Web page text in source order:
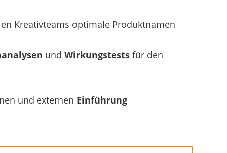
Kreativteams optimale Produktnamen
und Wirkungstests für den
und externen Einführung